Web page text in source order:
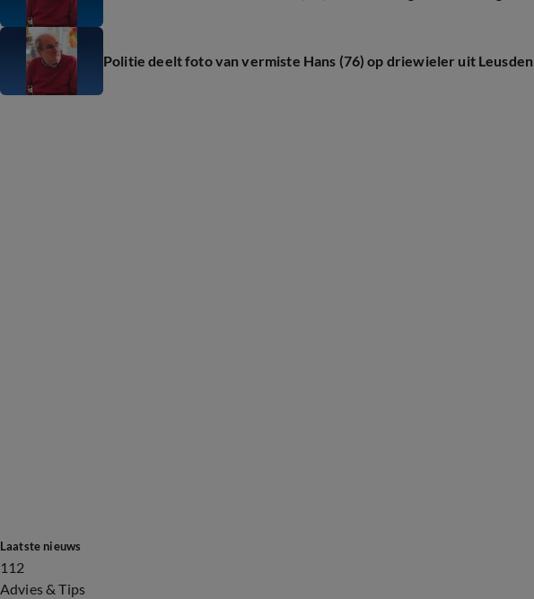
Politie deelt foto van vermiste Hans (76) op driewieler uit Leusden
Laatste nieuws
112
Advies & Tips